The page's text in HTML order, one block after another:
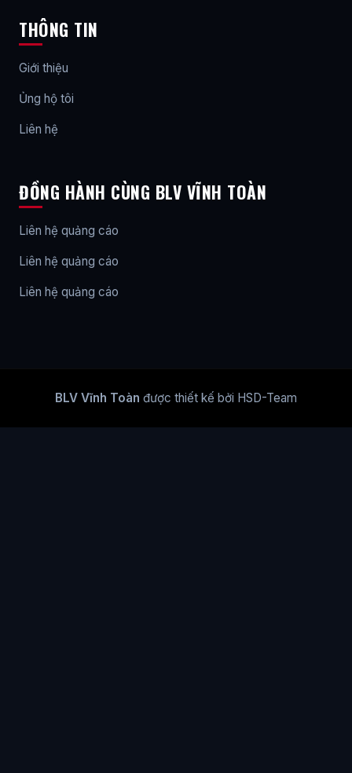
THÔNG TIN
Giới thiệu
Ủng hộ tôi
Liên hệ
ĐỒNG HÀNH CÙNG BLV VĨNH TOÀN
Liên hệ quảng cáo
Liên hệ quảng cáo
Liên hệ quảng cáo
BLV Vĩnh Toàn được thiết kế bởi HSD-Team